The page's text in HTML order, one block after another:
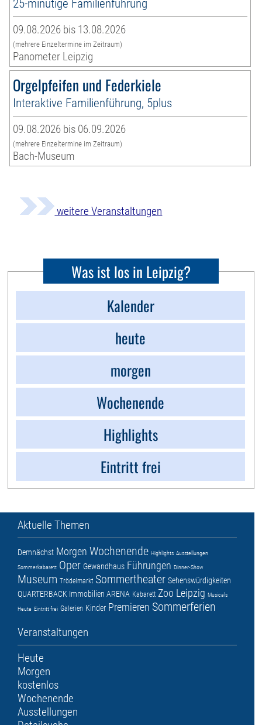
25-minütige Familienführung
09.08.2026 bis 13.08.2026
(mehrere Einzeltermine im Zeitraum)
Panometer Leipzig
Orgelpfeifen und Federkiele
Interaktive Familienführung, 5plus
09.08.2026 bis 06.09.2026
(mehrere Einzeltermine im Zeitraum)
Bach-Museum
weitere Veranstaltungen
Was ist los in Leipzig?
Kalender
heute
morgen
Wochenende
Highlights
Eintritt frei
Aktuelle Themen
Demnächst Morgen Wochenende Highlights Ausstellungen
Sommerkabarett Oper Gewandhaus Führungen Dinner-Show
Museum Trödelmarkt Sommertheater Sehenswürdigkeiten
QUARTERBACK Immobilien ARENA Kabarett Zoo Leipzig Musicals
Heute Eintritt frei Galerien Kinder Premieren Sommerferien
Veranstaltungen
Heute
Morgen
kostenlos
Wochenende
Ausstellungen